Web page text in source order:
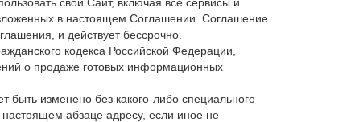
в настоящем Соглашении. Соглашение
и действует бессрочно.
кодекса Российской Федерации,
о продаже готовых информационных
изменено без какого-либо специального
абзаце адресу, если иное не